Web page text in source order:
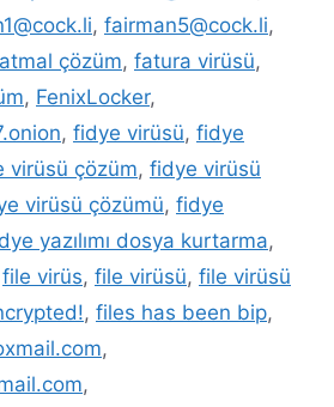
, fairman5@cock.li,
çözüm, fatura virüsü,
, FenixLocker,
, fidye virüsü, fidye
virüsü çözüm, fidye virüsü
virüsü çözümü, fidye
yazılımı dosya kurtarma,
file virüs, file virüsü, file virüsü
, files has been bip,
,
,